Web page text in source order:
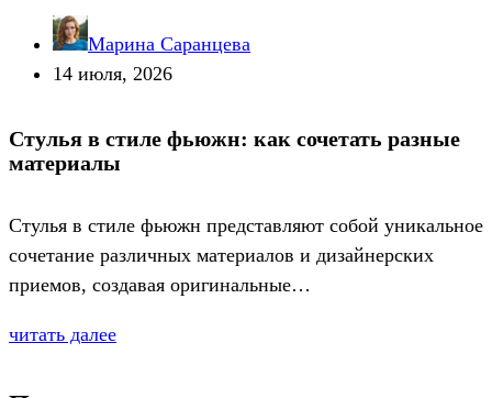
Марина Саранцева
14 июля, 2026
Стулья в стиле фьюжн: как сочетать разные
материалы
Стулья в стиле фьюжн представляют собой уникальное
сочетание различных материалов и дизайнерских
приемов, создавая оригинальные…
читать далее